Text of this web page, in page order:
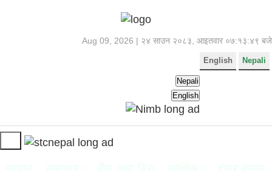
Aug 09, 2026 | २४ साउन २०८३, आइतवार ०७:१३:५० बजे
Nepali
English
Nepali
English